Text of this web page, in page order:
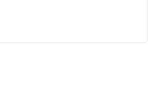
24 horas nos